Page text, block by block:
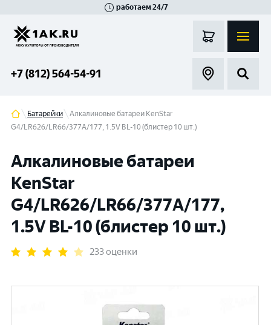
работаем 24/7
+7 (812) 564-54-91
Батарейки
Алкалиновые батареи KenStar
G4/LR626/LR66/377A/177, 1.5V BL-10 (блистер 10 шт.)
Алкалиновые батареи
KenStar
G4/LR626/LR66/377A/177,
1.5V BL-10 (блистер 10 шт.)
233 оценки
Гатчина